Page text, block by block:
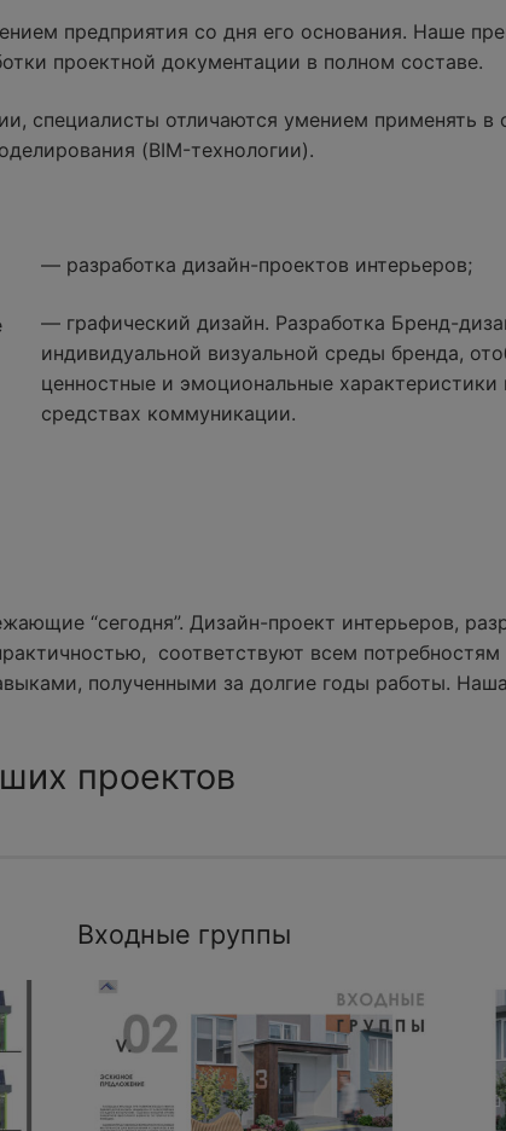
предприятия со дня его основания. Наше
проектной документации в полном составе.
специалисты отличаются умением применять в
(BIM-технологии).
— разработка дизайн-проектов интерьеров;
— графический дизайн. Разработка Бренд-
индивидуальной визуальной среды бренда,
ценностные и эмоциональные характеристики
средствах коммуникации.
“сегодня”. Дизайн-проект интерьеров,
соответствуют всем
полученными за долгие годы работы.
проектов
Входные группы